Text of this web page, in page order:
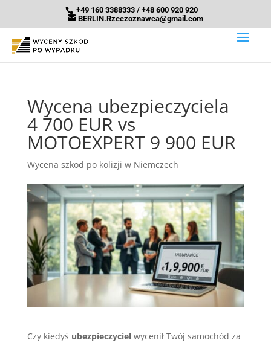
+49 160 3388333 / +48 600 920 920
BERLIN.Rzeczoznawca@gmail.com
Wycena ubezpieczyciela
4 700 EUR vs
MOTOEXPERT 9 900 EUR
Wycena szkod po kolizji w Niemczech
Czy kiedyś ubezpieczycielwycenił Twój samochód za